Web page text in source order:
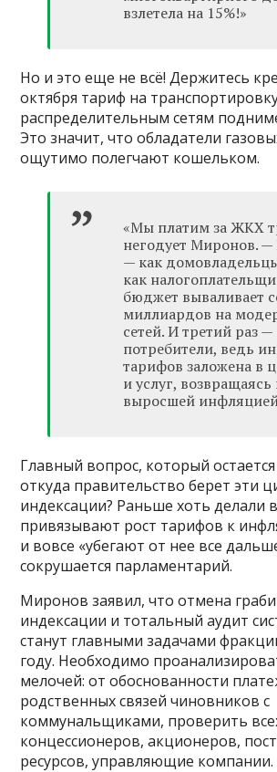
взлетела на 15%!»
Но и это еще не всё! Держитесь
октября тариф на
распределительным сетям
Это значит, что обладатели
ощутимо полегчают кошельком.
«Мы платим за ЖКХ
негодует Миронов.
— как
как
бюджет вываливает
миллиардов на
сетей. И третий раз —
потребители, ведь
тарифов заложена в
и услуг,
выросшей
Главный вопрос, который остается
откуда правительство берет эти
индексации? Раньше хоть делали
привязывают рост тарифов к
и вовсе «убегают от нее все
сокрушается парламентарий.
Миронов заявил, что отмена
индексации и тотальный аудит
станут главными задачами
году. Необходимо
мелочей: от обоснованности
родственных связей чиновников с
коммунальщиками, проверить
концессионеров, акционеров,
ресурсов, управляющие компании.